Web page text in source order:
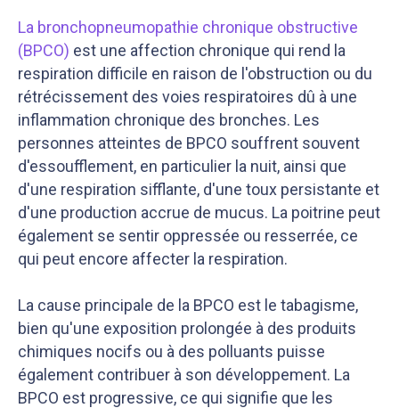
La bronchopneumopathie chronique obstructive
(BPCO) est une affection chronique qui rend la
respiration difficile en raison de l'obstruction ou du
rétrécissement des voies respiratoires dû à une
inflammation chronique des bronches. Les
personnes atteintes de BPCO souffrent souvent
d'essoufflement, en particulier la nuit, ainsi que
d'une respiration sifflante, d'une toux persistante et
d'une production accrue de mucus. La poitrine peut
également se sentir oppressée ou resserrée, ce
qui peut encore affecter la respiration.
La cause principale de la BPCO est le tabagisme,
bien qu'une exposition prolongée à des produits
chimiques nocifs ou à des polluants puisse
également contribuer à son développement. La
BPCO est progressive, ce qui signifie que les